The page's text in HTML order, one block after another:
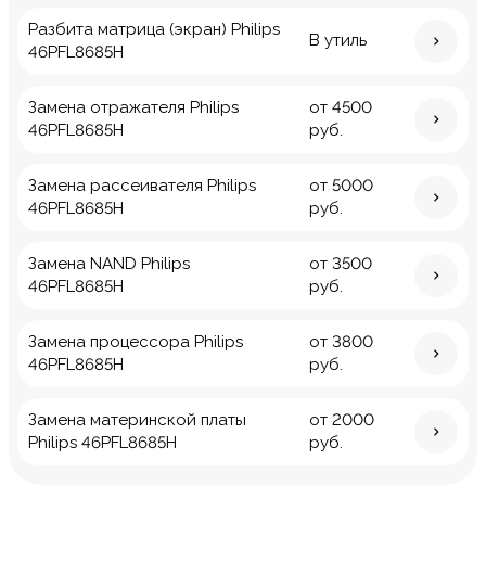
Разбита матрица (экран) Philips
46PFL8685H
В утиль
Замена отражателя Philips
46PFL8685H
от 4500
руб.
Замена рассеивателя Philips
46PFL8685H
от 5000
руб.
Замена NAND Philips
46PFL8685H
от 3500
руб.
Замена процессора Philips
46PFL8685H
от 3800
руб.
Замена материнской платы
Philips 46PFL8685H
от 2000
руб.